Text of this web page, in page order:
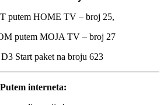
putem HOME TV – broj 25,
putem MOJA TV – broj 27
Start paket na broju 623
Putem interneta: